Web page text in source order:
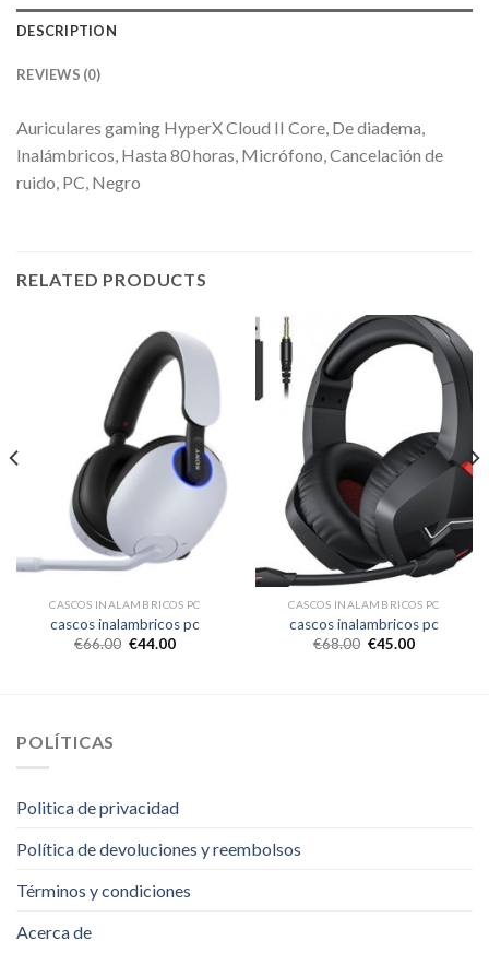
DESCRIPTION
REVIEWS (0)
Auriculares gaming HyperX Cloud II Core, De diadema,
Inalámbricos, Hasta 80 horas, Micrófono, Cancelación de
ruido, PC, Negro
RELATED PRODUCTS
CASCOS INALAMBRICOS PC
cascos inalambricos pc
€66.00 €44.00
CASCOS INALAMBRICOS PC
cascos inalambricos pc
€68.00 €45.00
POLÍTICAS
Politica de privacidad
Política de devoluciones y reembolsos
Términos y condiciones
Acerca de